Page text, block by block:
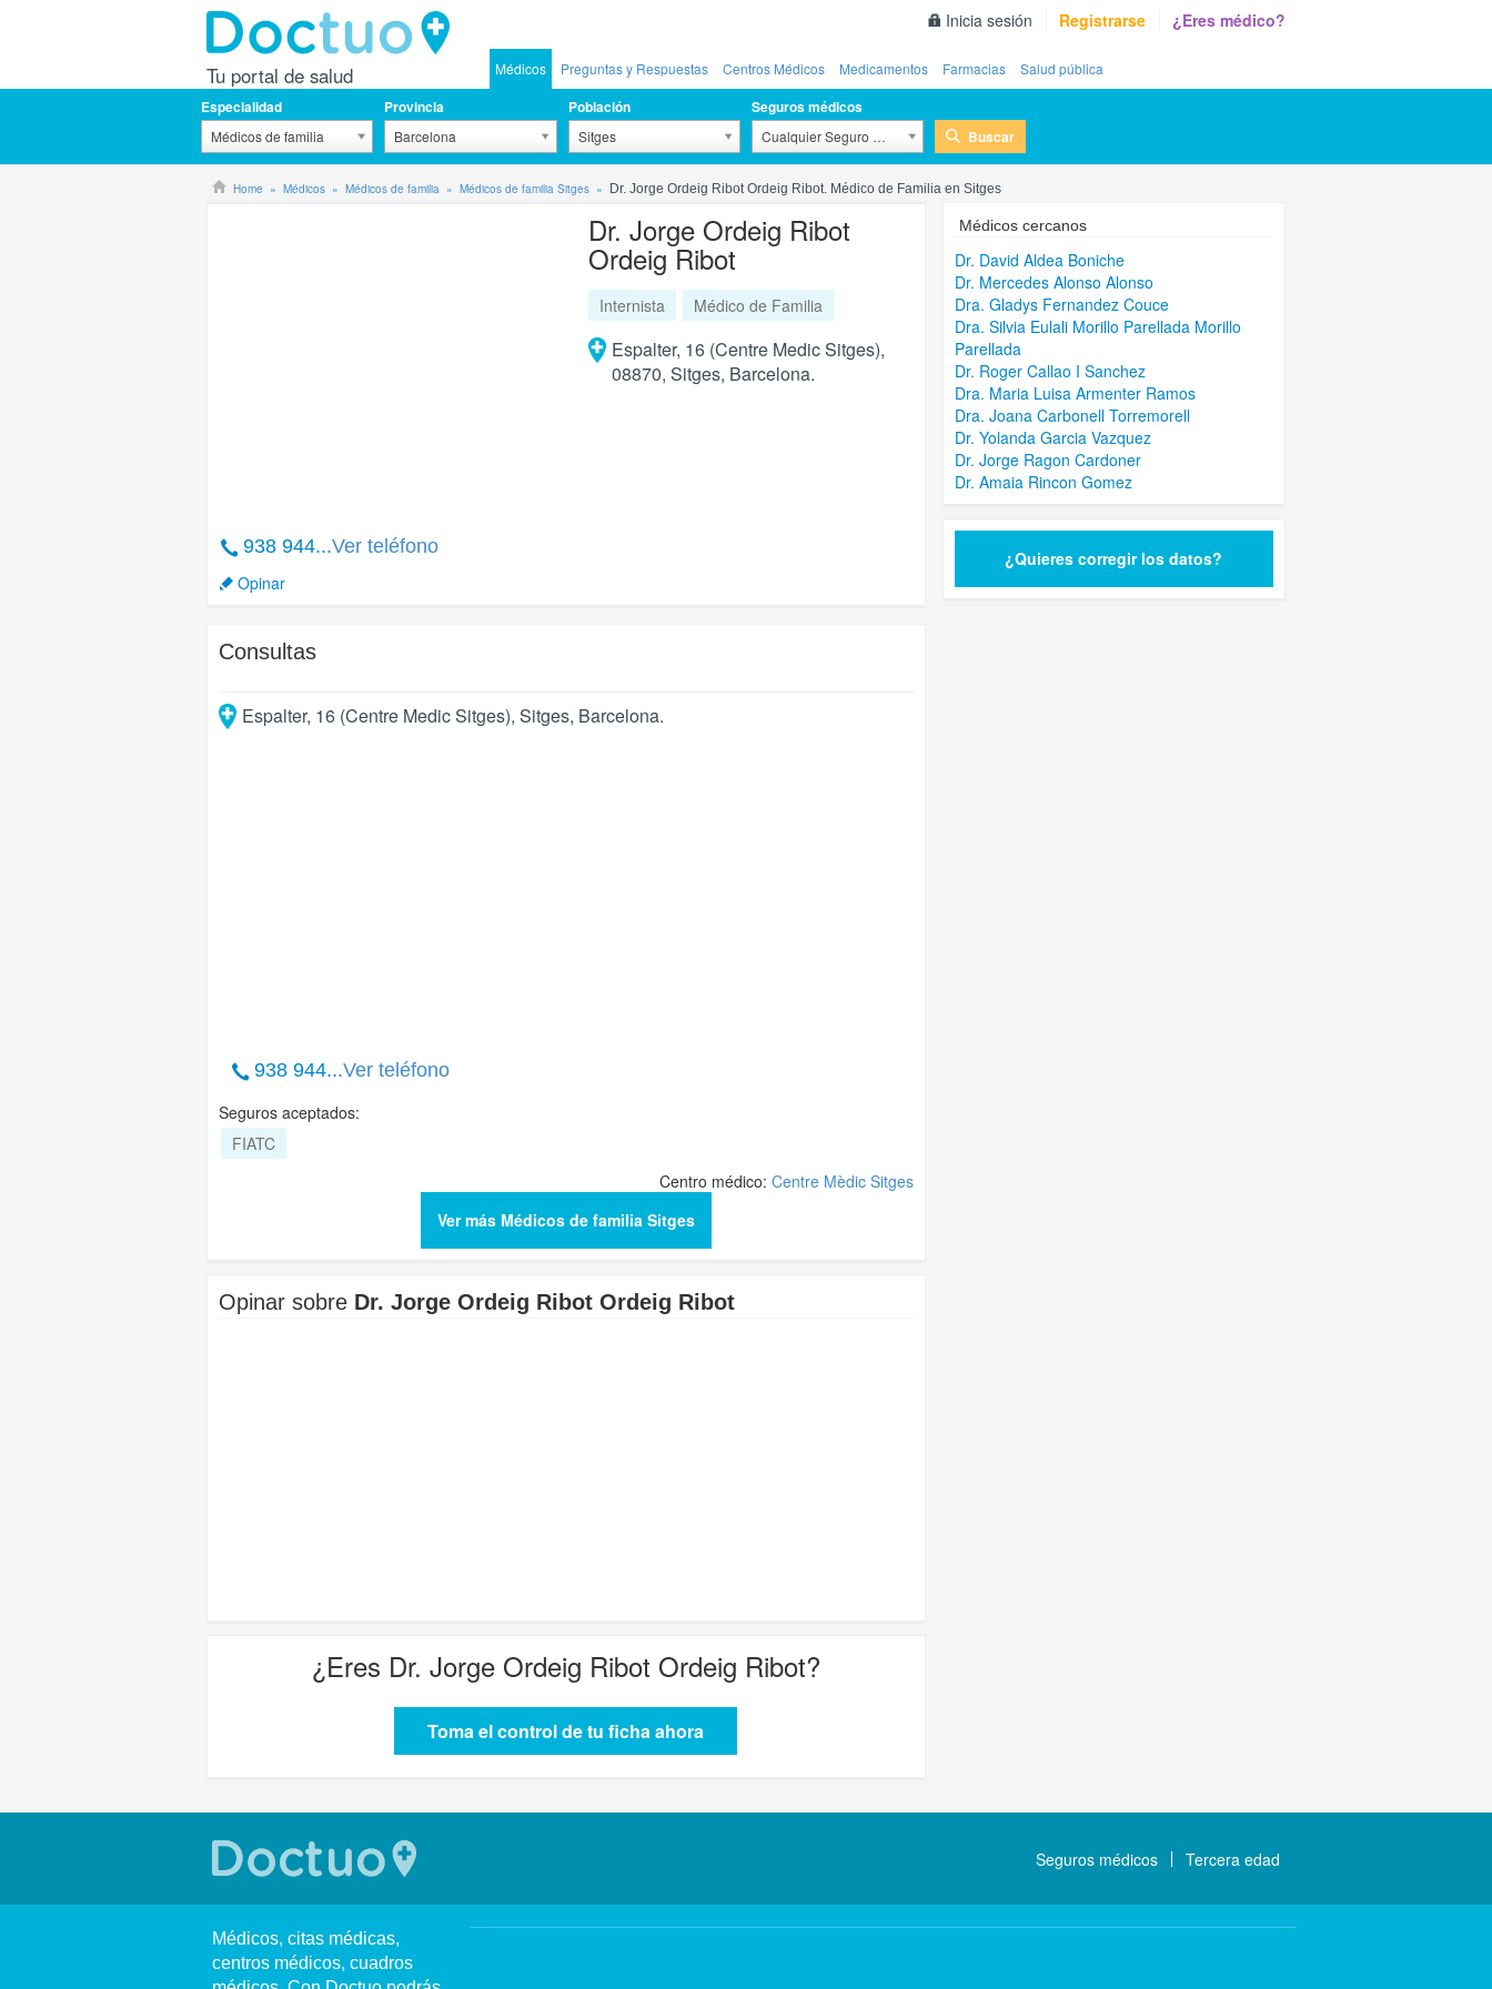
Tu portal de salud
Inicia sesión Registrarse ¿Eres médico?
Médicos Preguntas y Respuestas Centros Médicos Medicamentos Farmacias Salud pública
Especialidad
Médicos de familia
Provincia
Barcelona
Población
Sitges
Seguros médicos
Cualquier Seguro Médico Buscar
Home Médicos Médicos de familia Médicos de familia Sitges Dr. Jorge Ordeig Ribot Ordeig Ribot. Médico de Familia en Sitges
938 944...Ver teléfono
Opinar
Dr. Jorge Ordeig Ribot
Ordeig Ribot
Internista Médico de Familia
Espalter, 16 (Centre Medic Sitges),
08870, Sitges, Barcelona.
Consultas
Espalter, 16 (Centre Medic Sitges), Sitges, Barcelona.
938 944...Ver teléfono
Seguros aceptados:
FIATC
Centro médico: Centre Mèdic Sitges
Ver más Médicos de familia Sitges
Opinar sobre Dr. Jorge Ordeig Ribot Ordeig Ribot
¿Eres Dr. Jorge Ordeig Ribot Ordeig Ribot?
Toma el control de tu ficha ahora
Médicos cercanos
Dr. David Aldea Boniche
Dr. Mercedes Alonso Alonso
Dra. Gladys Fernandez Couce
Dra. Silvia Eulali Morillo Parellada Morillo
Parellada
Dr. Roger Callao I Sanchez
Dra. Maria Luisa Armenter Ramos
Dra. Joana Carbonell Torremorell
Dr. Yolanda Garcia Vazquez
Dr. Jorge Ragon Cardoner
Dr. Amaia Rincon Gomez
¿Quieres corregir los datos?
Seguros médicos Tercera edad
Médicos, citas médicas,
centros médicos, cuadros